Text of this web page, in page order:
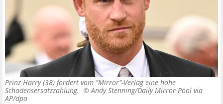
Prinz Harry (38) fordert vom "Mirror"-Verlag eine hohe
Schadensersatzzahlung. ©Andy Stenning/Daily Mirror Pool via
AP/dpa